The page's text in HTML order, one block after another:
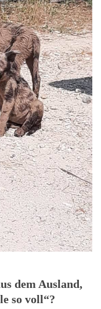
dem Ausland,
so voll“?